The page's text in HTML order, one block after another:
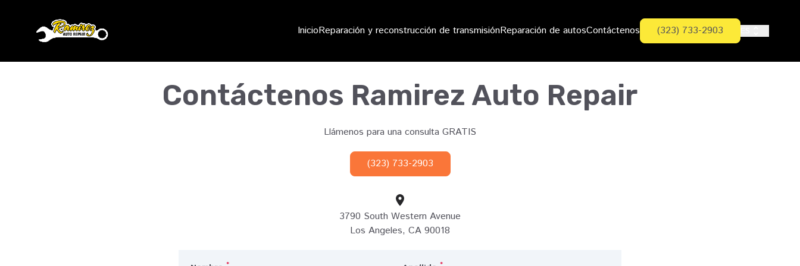
InicioReparación y reconstrucción de transmisiónReparación de autosContáctenos (323) 733-2903
Contáctenos Ramirez Auto Repair
Llámenos para una consulta GRATIS
(323) 733-2903
3790 South Western Avenue
Los Angeles, CA 90018